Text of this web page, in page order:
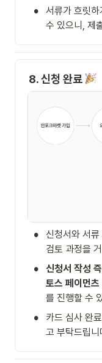
•
서류가 흐릿
수 있으니, 제
8. 신청 완료
•
신청서와 서
검토 과정을
• 신청서 작성 즉
토스 페이먼
를 진행할 수
•
카드 심사 완
고 부탁드립니